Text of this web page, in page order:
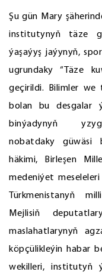
Şu gün Mary
institutynyň täze
ýaşaýyş jaýynyň,
ugrundaky “Täze
geçirildi. Bilimler we
bolan bu desgalar
binýadynyň
nobatdaky güwäsi
häkimi, Birleşen
medeniýet
Türkmenistanyň
Mejlisiň
maslahatlarynyň
köpçülikleýin habar
wekilleri, institutyň